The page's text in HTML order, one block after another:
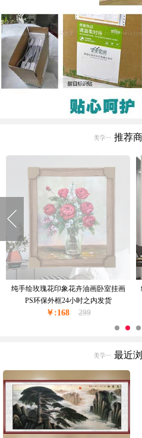
推荐
纯手绘玫瑰花印象花卉油画卧室挂画
PS环保外框24小时之内发货
￥:168 299
最近